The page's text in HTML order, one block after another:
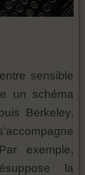
sensible
un schéma
Berkeley,
exemple,
la